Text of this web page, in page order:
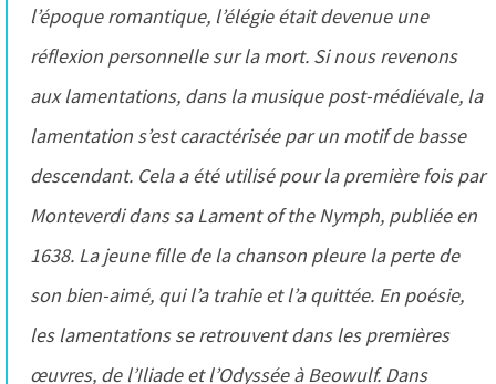
l’époque romantique, l’élégie était devenue une
réflexion personnelle sur la mort. Si nous revenons
aux lamentations, dans la musique post-médiévale, la
lamentation s’est caractérisée par un motif de basse
descendant. Cela a été utilisé pour la première fois par
Monteverdi dans saLament of the Nymph, publiée en
1638. La jeune fille de la chanson pleure la perte de
son bien-aimé, qui l’a trahie et l’a quittée. En poésie,
les lamentations se retrouvent dans les premières
œuvres, de l’Iliade et l’Odyssée à Beowulf. Dans